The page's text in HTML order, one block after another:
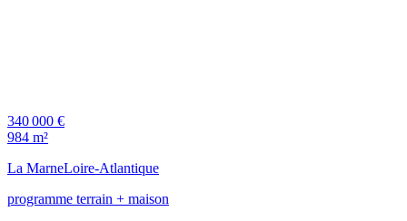
340 000 €
984 m²
La MarneLoire-Atlantique
programme terrain + maison